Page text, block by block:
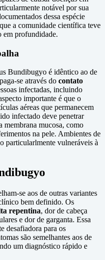
notável por sua
dessa espécie
a comunidade científica teve
em profundidade.
Bundibugyo é idêntico ao de
se através do contato
infectadas, incluindo
importante é que o
aéreas que permanecem
infectado deve penetrar
membrana mucosa, como
na pele. Ambientes de
particularlmente vulneráveis à
se aos de outras variantes
bem definido. Os
repentina, dor de cabeça
e dor de garganta. Essa
desafiadora para os
são semelhantes aos de
um diagnóstico rápido e